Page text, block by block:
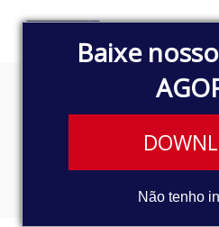
Baixe
Não tenho
PASSAT